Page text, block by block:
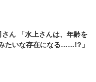
ん 「水上さんは、年齢を
たいな存在になる……!?」